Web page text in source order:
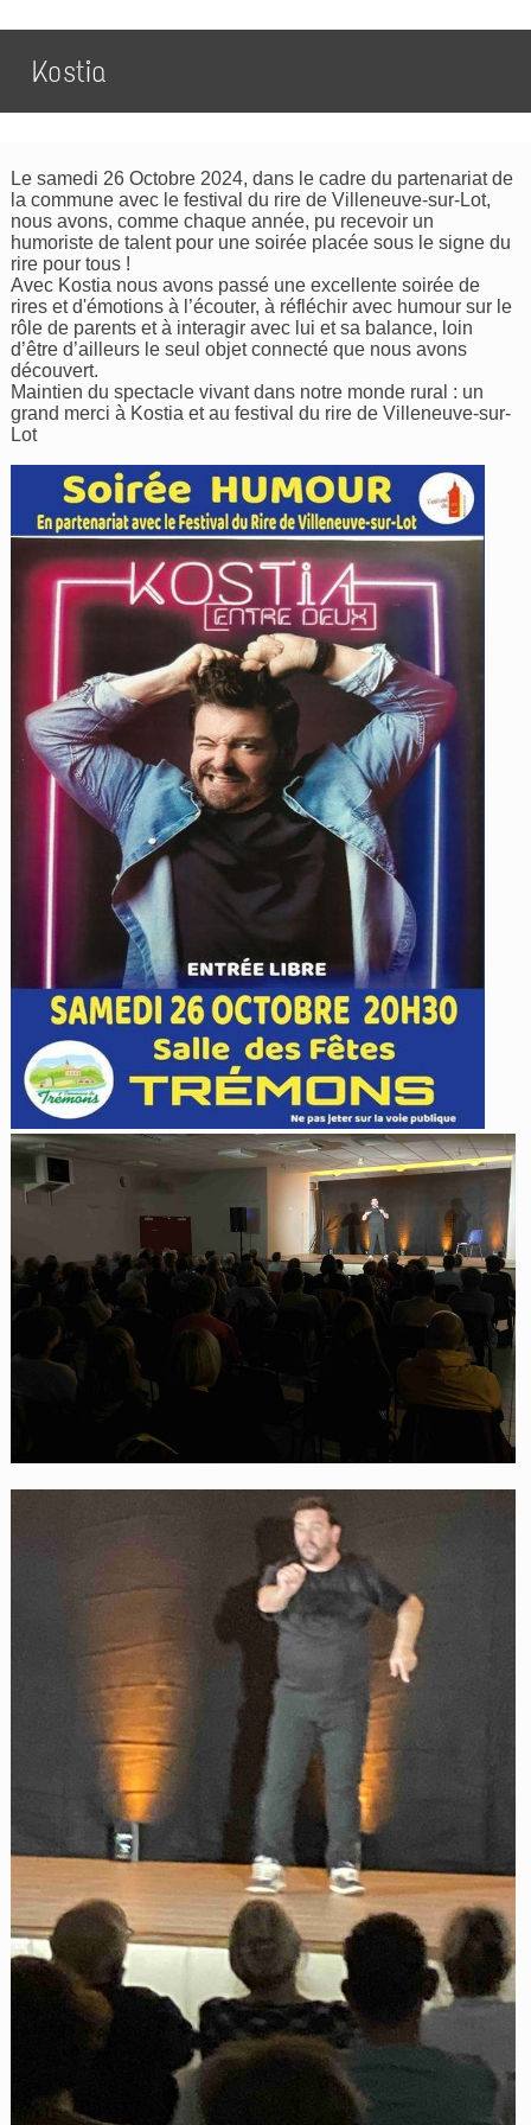
Kostia
Le samedi 26 Octobre 2024, dans le cadre du partenariat de
la commune avec le festival du rire de Villeneuve-sur-Lot,
nous avons, comme chaque année, pu recevoir un
humoriste de talent pour une soirée placée sous le signe du
rire pour tous !
Avec Kostia nous avons passé une excellente soirée de
rires et d'émotions à l’écouter, à réfléchir avec humour sur le
rôle de parents et à interagir avec lui et sa balance, loin
d’être d’ailleurs le seul objet connecté que nous avons
découvert.
Maintien du spectacle vivant dans notre monde rural : un
grand merci à Kostia et au festival du rire de Villeneuve-sur-
Lot